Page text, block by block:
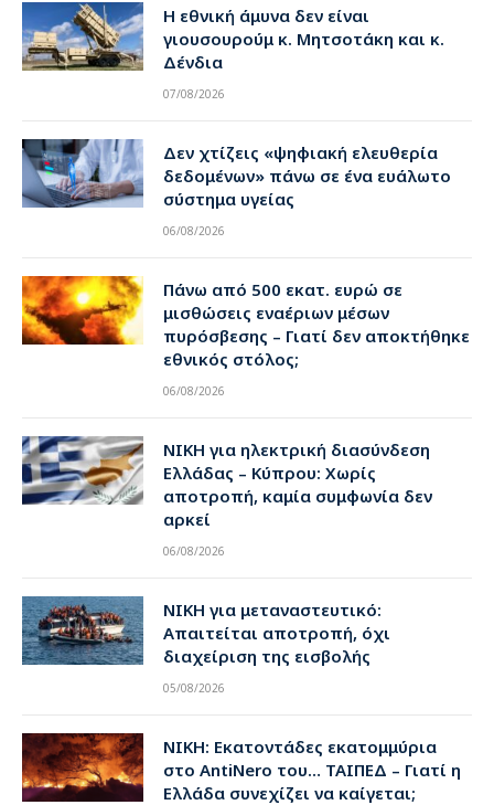
Η εθνική άμυνα δεν είναι
γιουσουρούμ κ. Μητσοτάκη και κ.
Δένδια
07/08/2026
Δεν χτίζεις «ψηφιακή ελευθερία
δεδομένων» πάνω σε ένα ευάλωτο
σύστημα υγείας
06/08/2026
Πάνω από 500 εκατ. ευρώ σε
μισθώσεις εναέριων μέσων
πυρόσβεσης – Γιατί δεν αποκτήθηκε
εθνικός στόλος;
06/08/2026
ΝΙΚΗ για ηλεκτρική διασύνδεση
Ελλάδας – Κύπρου: Χωρίς
αποτροπή, καμία συμφωνία δεν
αρκεί
06/08/2026
ΝΙΚΗ για μεταναστευτικό:
Απαιτείται αποτροπή, όχι
διαχείριση της εισβολής
05/08/2026
ΝΙΚΗ: Εκατοντάδες εκατομμύρια
στο AntiNero του… ΤΑΙΠΕΔ – Γιατί η
Ελλάδα συνεχίζει να καίγεται;